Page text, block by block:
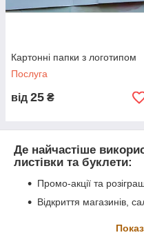
Картонні папки з логотипом
Послуга
від 25 ₴
Де найчастіше
листівки та буклети:
Промо-акції та
Відкриття магазинів,